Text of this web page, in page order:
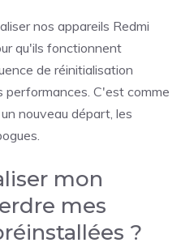
nos appareils Redmi
qu'ils fonctionnent
de réinitialisation
performances. C'est comme
nouveau départ, les
mon
mes
?